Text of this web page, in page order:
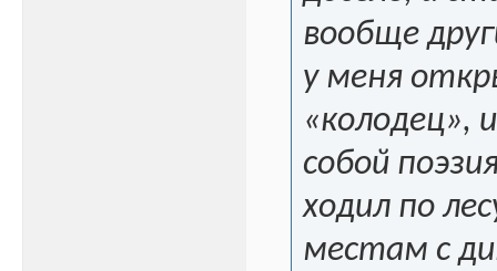
вообще
у меня
«колодец»,
собой
ходил по
местам с